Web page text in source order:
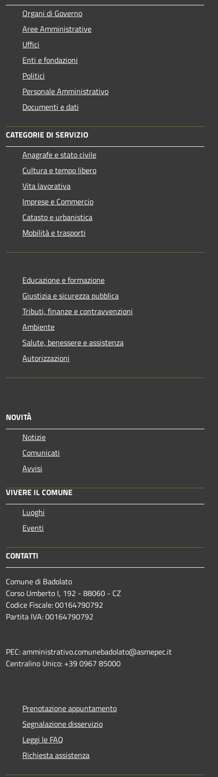
Organi di Governo
Aree Amministrative
Uffici
Enti e fondazioni
Politici
Personale Amministrativo
Documenti e dati
CATEGORIE DI SERVIZIO
Anagrafe e stato civile
Cultura e tempo libero
Vita lavorativa
Imprese e Commercio
Catasto e urbanistica
Mobilità e trasporti
Educazione e formazione
Giustizia e sicurezza pubblica
Tributi, finanze e contravvenzioni
Ambiente
Salute, benessere e assistenza
Autorizzazioni
NOVITÀ
Notizie
Comunicati
Avvisi
VIVERE IL COMUNE
Luoghi
Eventi
CONTATTI
Comune di Badolato
Corso Umberto I, 192 - 88060 - CZ
Codice Fiscale: 00164790792
Partita IVA: 00164790792
PEC: amministrativo.comunebadolato@asmepec.it
Centralino Unico: +39 0967 85000
Prenotazione appuntamento
Segnalazione disservizio
Leggi le FAQ
Richiesta assistenza